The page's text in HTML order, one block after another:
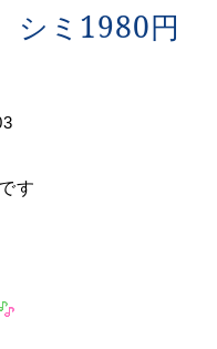
ミ1980円
す